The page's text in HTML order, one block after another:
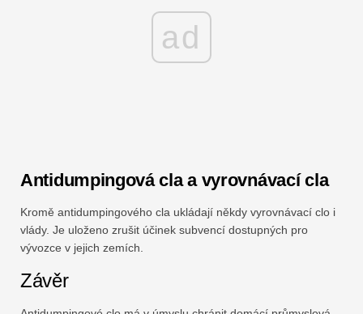
ad
Antidumpingová cla a vyrovnávací cla
Kromě antidumpingového cla ukládají někdy vyrovnávací clo i
vlády. Je uloženo zrušit účinek subvencí dostupných pro
vývozce v jejich zemích.
Závěr